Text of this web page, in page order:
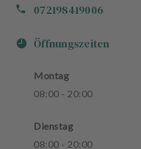
072198419006
Öffnungszeiten
Montag
08:00 - 20:00
Dienstag
08:00 - 20:00